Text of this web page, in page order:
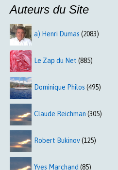
Auteurs du Site
a) Henri Dumas (2083)
Le Zap du Net (885)
Dominique Philos (495)
Claude Reichman (305)
Robert Bukinov(125)
Yves Marchand (85)